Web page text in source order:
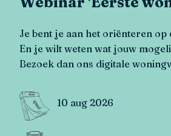
Je bent je aan het oriënteren
En je wilt weten wat jouw
Bezoek dan ons digitale
10 aug 2026